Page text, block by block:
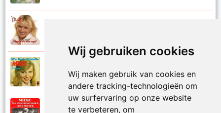
Wij gebruiken cookies
Wij maken gebruik van cookies en
andere tracking-technologieën om
uw surfervaring op onze website
te verbeteren, om
Mijn beste vriendin